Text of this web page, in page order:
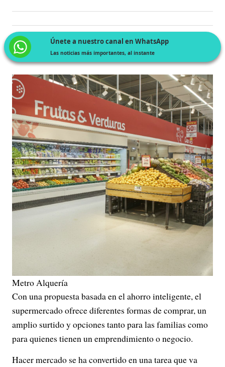
Únete a nuestro canal en WhatsApp
Las noticias más importantes, al instante
Metro Alquería
Con una propuesta basada en el ahorro inteligente, el
supermercado ofrece diferentes formas de comprar, un
amplio surtido y opciones tanto para las familias como
para quienes tienen un emprendimiento o negocio.
Hacer mercado se ha convertido en una tarea que va